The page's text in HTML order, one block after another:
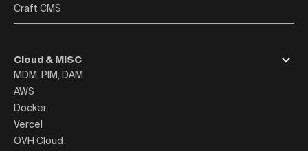
Craft CMS
Cloud & MISC
MDM, PIM, DAM
AWS
Docker
Vercel
OVH Cloud